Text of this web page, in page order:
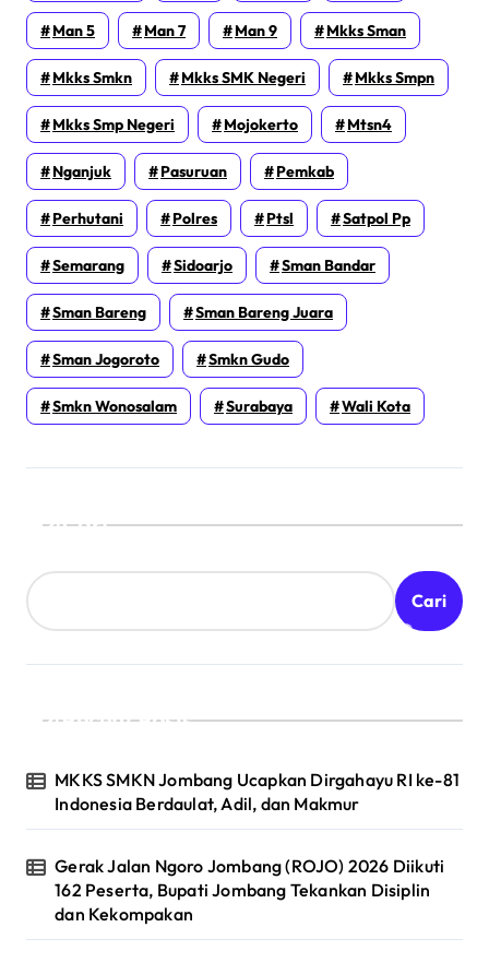
Man 5 Man 7 Man 9 Mkks Sman
Mkks Smkn Mkks SMK Negeri Mkks Smpn
Mkks Smp Negeri Mojokerto Mtsn4
Nganjuk Pasuruan Pemkab
Perhutani Polres Ptsl Satpol Pp
Semarang Sidoarjo Sman Bandar
Sman Bareng Sman Bareng Juara
Sman Jogoroto Smkn Gudo
Smkn Wonosalam Surabaya Wali Kota
Cari
Cari
Recent Posts
MKKS SMKN Jombang Ucapkan Dirgahayu RI ke-81
Indonesia Berdaulat, Adil, dan Makmur
Gerak Jalan Ngoro Jombang (ROJO) 2026 Diikuti
162 Peserta, Bupati Jombang Tekankan Disiplin
dan Kekompakan